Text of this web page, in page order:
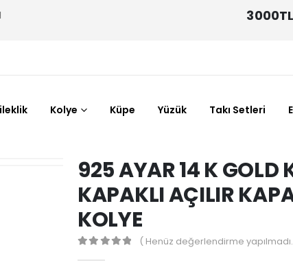
Kolye Küpe Yüzük Takı Setleri
925 AYAR 14 K
KAPAKLI AÇILIR
KOLYE
( Henüz değerlendirme